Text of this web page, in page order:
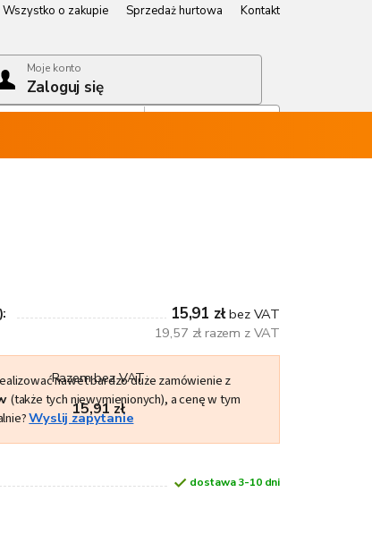
Wszystko o zakupie Sprzedaż hurtowa
Kontakt
Moje konto
Zaloguj się
15,91 złbez VAT
19,57 zł razem z VAT
nawet bardzo duże zamówienie z
(także tych niewymienionych), a cenę w tym
Wyslij zapytanie
dostawa 3-10 dni
Razem bez VAT
15,91 zł